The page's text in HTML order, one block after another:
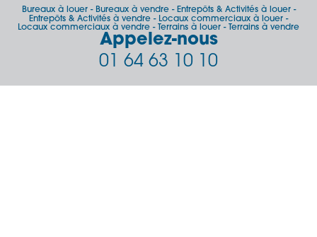
Bureaux à louer- Bureaux à vendre- Entrepôts & Activités à louer-
Entrepôts & Activités à vendre - Locaux commerciaux à louer -
Locaux commerciaux à vendre - Terrains à louer - Terrains à vendre
Appelez-nous
01 64 63 10 10